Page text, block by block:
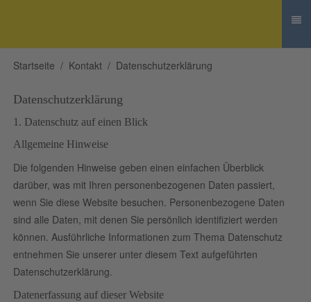
Startseite Kontakt Datenschutzerklärung
Datenschutzerklärung
1. Datenschutz auf einen Blick
Allgemeine Hinweise
Die folgenden Hinweise geben einen einfachen Überblick
darüber, was mit Ihren personenbezogenen Daten passiert,
wenn Sie diese Website besuchen. Personenbezogene Daten
sind alle Daten, mit denen Sie persönlich identifiziert werden
können. Ausführliche Informationen zum Thema Datenschutz
entnehmen Sie unserer unter diesem Text aufgeführten
Datenschutzerklärung.
Datenerfassung auf dieser Website